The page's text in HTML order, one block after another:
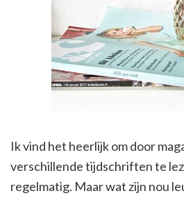
Ik vind het heerlijk om door
verschillende tijdschriften te
regelmatig. Maar wat zijn nou